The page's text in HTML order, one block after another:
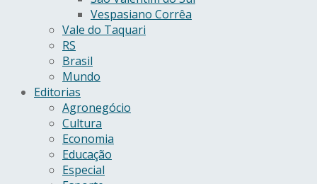
Vespasiano Corrêa
Vale do Taquari
RS
Brasil
Mundo
Editorias
Agronegócio
Cultura
Economia
Educação
Especial